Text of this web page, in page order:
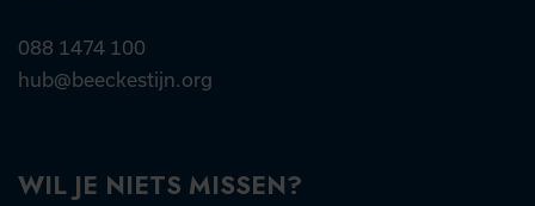
088 1474 100
hub@beeckestijn.org
WIL JE NIETS MISSEN?